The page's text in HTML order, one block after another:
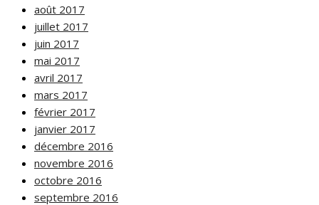
août 2017
juillet 2017
juin 2017
mai 2017
avril 2017
mars 2017
février 2017
janvier 2017
décembre 2016
novembre 2016
octobre 2016
septembre 2016